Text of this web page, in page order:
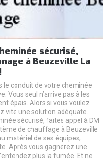
sécurisé,
à Beuzeville La
le conduit de votre cheminée
Vous seul n’arrive pas à les
épais. Alors si vous voulez
vite une solution adéquate.
sécurisé, faites appel à DM
de chauffage à Beuzeville
matériel de ses équipes,
Après vous gagnerez une
plus la fumée. Et ne